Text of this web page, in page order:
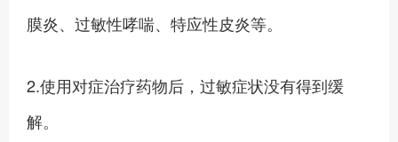
膜炎、过敏性哮喘、特应性皮炎等。
2.使用对症治疗药物后，过敏症状没有得到缓
解。